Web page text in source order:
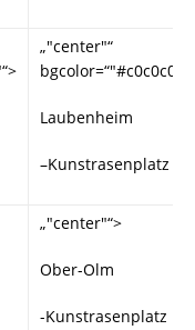
„"center"“
Laubenheim
–Kunstrasenplatz
„"center"“>
Ober-Olm
-Kunstrasenplatz